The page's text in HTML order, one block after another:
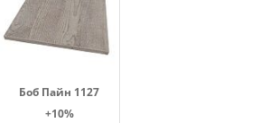
Боб Пайн 1127
+10%